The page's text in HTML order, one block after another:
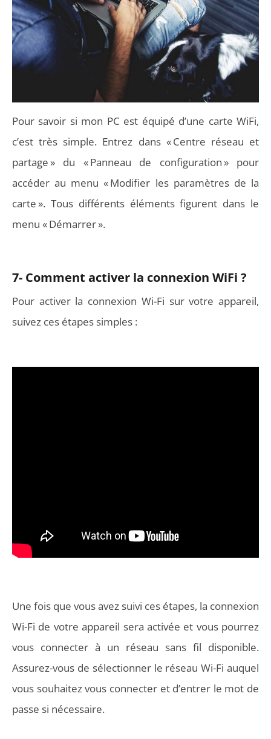
Pour savoir si mon PC est équipé d’une carte WiFi,
c’est très simple. Entrez dans « Centre réseau et
partage » du « Panneau de configuration » pour
accéder au menu « Modifier les paramètres de la
carte ». Tous différents éléments figurent dans le
menu « Démarrer ».
7- Comment activer la connexion WiFi ?
Pour activer la connexion Wi-Fi sur votre appareil,
suivez ces étapes simples :
Une fois que vous avez suivi ces étapes, la connexion
Wi-Fi de votre appareil sera activée et vous pourrez
vous connecter à un réseau sans fil disponible.
Assurez-vous de sélectionner le réseau Wi-Fi auquel
vous souhaitez vous connecter et d’entrer le mot de
passe si nécessaire.